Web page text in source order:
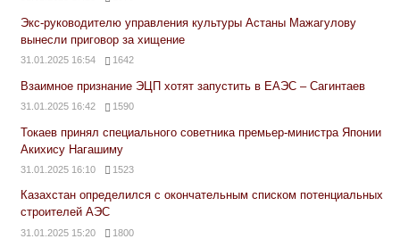
Экс-руководителю управления культуры Астаны Мажагулову
вынесли приговор за хищение
31.01.2025 16:54 1642
Взаимное признание ЭЦП хотят запустить в ЕАЭС – Сагинтаев
31.01.2025 16:42 1590
Токаев принял специального советника премьер-министра Японии
Акихису Нагашиму
31.01.2025 16:10 1523
Казахстан определился с окончательным списком потенциальных
строителей АЭС
31.01.2025 15:20 1800